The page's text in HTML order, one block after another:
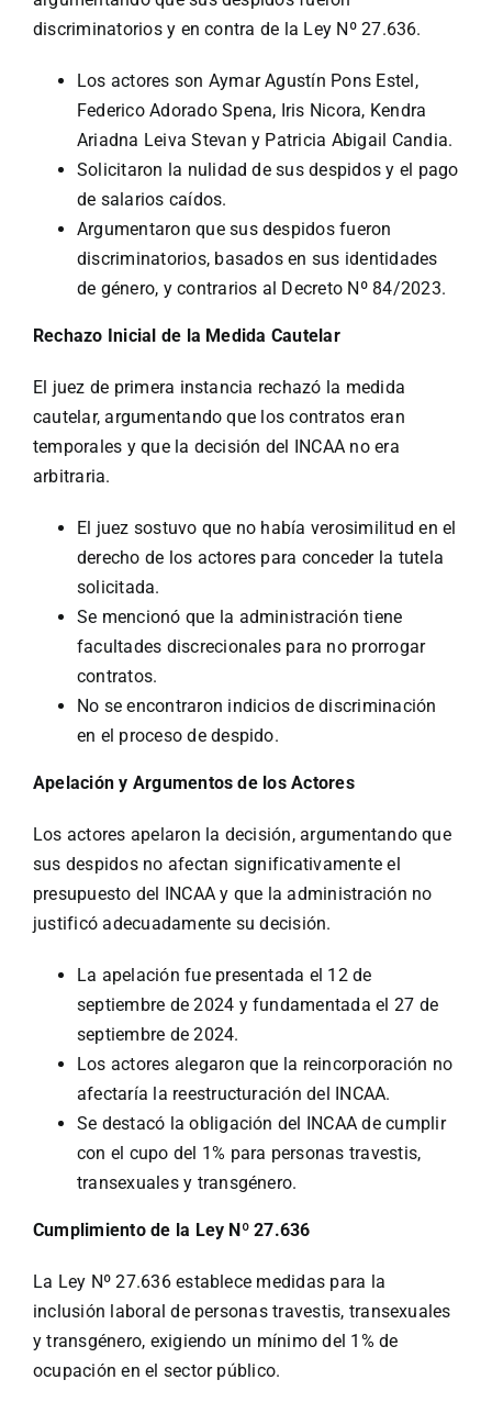
discriminatorios y en contra de la Ley Nº 27.636.
Los actores son Aymar Agustín Pons Estel,
Federico Adorado Spena, Iris Nicora, Kendra
Ariadna Leiva Stevan y Patricia Abigail Candia.
Solicitaron la nulidad de sus despidos y el pago
de salarios caídos.
Argumentaron que sus despidos fueron
discriminatorios, basados en sus identidades
de género, y contrarios al Decreto Nº 84/2023.
Rechazo Inicial de la Medida Cautelar
El juez de primera instancia rechazó la medida
cautelar, argumentando que los contratos eran
temporales y que la decisión del INCAA no era
arbitraria.
El juez sostuvo que no había verosimilitud en el
derecho de los actores para conceder la tutela
solicitada.
Se mencionó que la administración tiene
facultades discrecionales para no prorrogar
contratos.
No se encontraron indicios de discriminación
en el proceso de despido.
Apelación y Argumentos de los Actores
Los actores apelaron la decisión, argumentando que
sus despidos no afectan significativamente el
presupuesto del INCAA y que la administración no
justificó adecuadamente su decisión.
La apelación fue presentada el 12 de
septiembre de 2024 y fundamentada el 27 de
septiembre de 2024.
Los actores alegaron que la reincorporación no
afectaría la reestructuración del INCAA.
Se destacó la obligación del INCAA de cumplir
con el cupo del 1% para personas travestis,
transexuales y transgénero.
Cumplimiento de la Ley Nº 27.636
La Ley Nº 27.636 establece medidas para la
inclusión laboral de personas travestis, transexuales
y transgénero, exigiendo un mínimo del 1% de
ocupación en el sector público.